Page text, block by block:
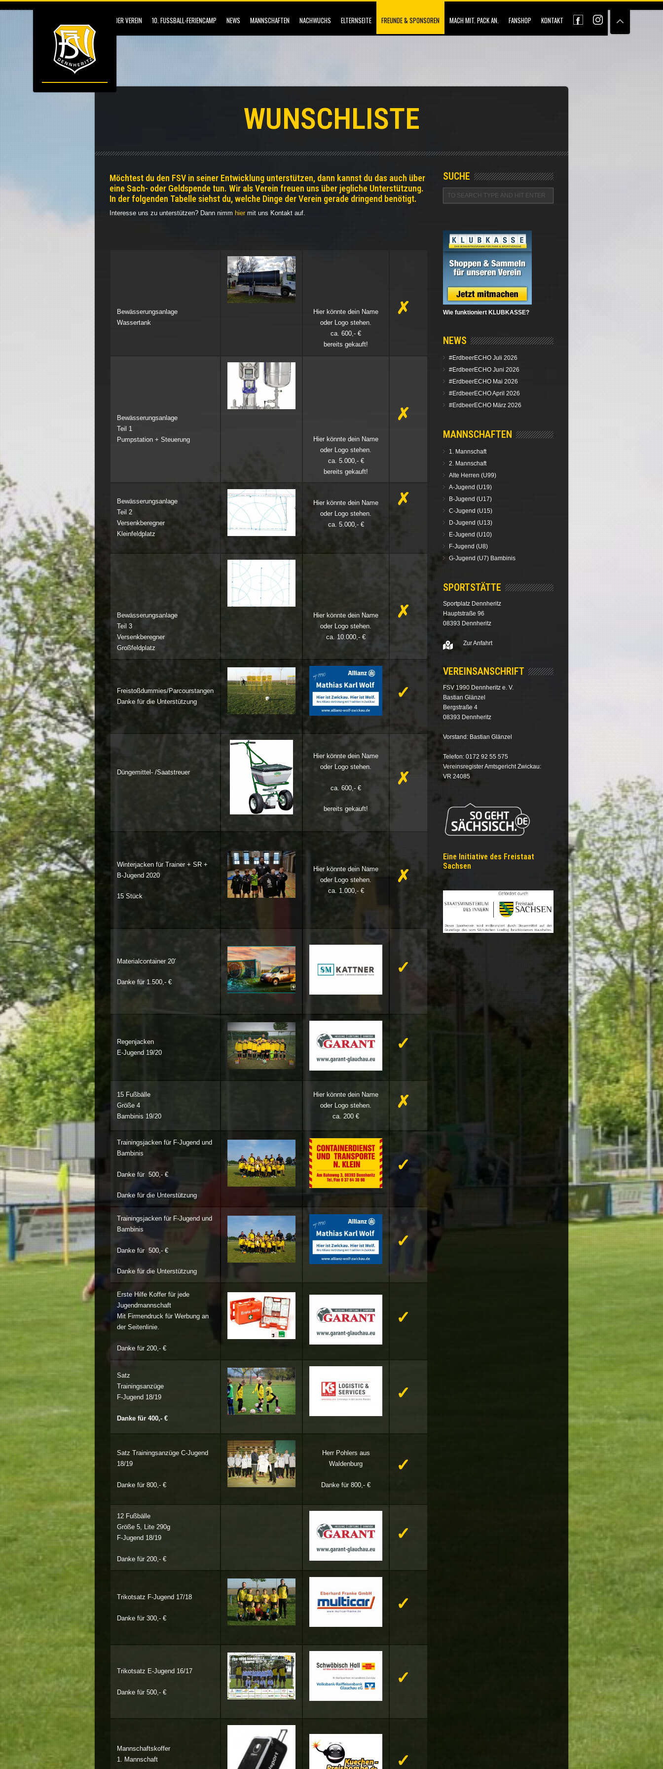
DER VEREIN 10. FUSSBALL-FERIENCAMP NEWS MANNSCHAFTEN NACHWUCHS ELTERNSEITE FREUNDE & SPONSOREN MACH MIT. PACK AN. FANSHOP KONTAKT
WUNSCHLISTE
Möchtest du den FSV in seiner Entwicklung unterstützen, dann kannst du das auch über
eine Sach- oder Geldspende tun. Wir als Verein freuen uns über jegliche Unterstützung.
In der folgenden Tabelle siehst du, welche Dinge der Verein gerade dringend benötigt.
Interesse uns zu unterstützen? Dann nimm hier mit uns Kontakt auf.
Bewässerungsanlage
Wassertank
Hier könnte dein Name
oder Logo stehen.
ca. 600,- €
bereits gekauft!
✗
Bewässerungsanlage
Teil 1
Pumpstation + Steuerung
Hier könnte dein Name
oder Logo stehen.
ca. 5.000,- €
bereits gekauft!
✗
Bewässerungsanlage
Teil 2
Versenkberegner
Kleinfeldplatz
Hier könnte dein Name
oder Logo stehen.
ca. 5.000,- €
✗
Bewässerungsanlage
Teil 3
Versenkberegner
Großfeldplatz
Hier könnte dein Name
oder Logo stehen.
ca. 10.000,- €
✗
Freistoßdummies/Parcourstangen
Danke für die Unterstützung
✓
Düngemittel- /Saatstreuer
Hier könnte dein Name
oder Logo stehen.
ca. 600,- €
bereits gekauft!
✗
Winterjacken für Trainer + SR +
B-Jugend 2020
15 Stück
Hier könnte dein Name
oder Logo stehen.
ca. 1.000,- €
✗
Materialcontainer 20′
Danke für 1.500,- €
✓
Regenjacken
E-Jugend 19/20
✓
15 Fußbälle
Größe 4
Bambinis 19/20
Hier könnte dein Name
oder Logo stehen.
ca. 200 €
✗
Trainingsjacken für F-Jugend und
Bambinis
Danke für 500,- €
Danke für die Unterstützung
✓
Trainingsjacken für F-Jugend und
Bambinis
Danke für 500,- €
Danke für die Unterstützung
✓
Erste Hilfe Koffer für jede
Jugendmannschaft
Mit Firmendruck für Werbung an
der Seitenlinie.
Danke für 200,- €
✓
Satz
Trainingsanzüge
F-Jugend 18/19
Danke für 400,- €
✓
Satz Trainingsanzüge C-Jugend
18/19
Danke für 800,- €
Herr Pohlers aus
Waldenburg
Danke für 800,- €
✓
12 Fußbälle
Größe 5, Lite 290g
F-Jugend 18/19
Danke für 200,- €
✓
Trikotsatz F-Jugend 17/18
Danke für 300,- €
✓
Trikotsatz E-Jugend 16/17
Danke für 500,- €
✓
Mannschaftskoffer
1. Mannschaft
✓
SUCHE
Wie funktioniert KLUBKASSE?
NEWS
#ErdbeerECHO Juli 2026
#ErdbeerECHO Juni 2026
#ErdbeerECHO Mai 2026
#ErdbeerECHO April 2026
#ErdbeerECHO März 2026
MANNSCHAFTEN
1. Mannschaft
2. Mannschaft
Alte Herren (U99)
A-Jugend (U19)
B-Jugend (U17)
C-Jugend (U15)
D-Jugend (U13)
E-Jugend (U10)
F-Jugend (U8)
G-Jugend (U7) Bambinis
SPORTSTÄTTE
Sportplatz Dennheritz
Hauptstraße 96
08393 Dennheritz
Zur Anfahrt
VEREINSANSCHRIFT
FSV 1990 Dennheritz e. V.
Bastian Glänzel
Bergstraße 4
08393 Dennheritz
Vorstand: Bastian Glänzel
Telefon: 0172 92 55 575
Vereinsregister Amtsgericht Zwickau:
VR 24085
Eine Initiative des Freistaat
Sachsen